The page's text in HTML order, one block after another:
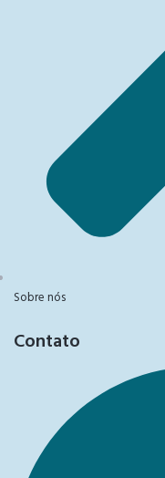
Sobre nós
Contato